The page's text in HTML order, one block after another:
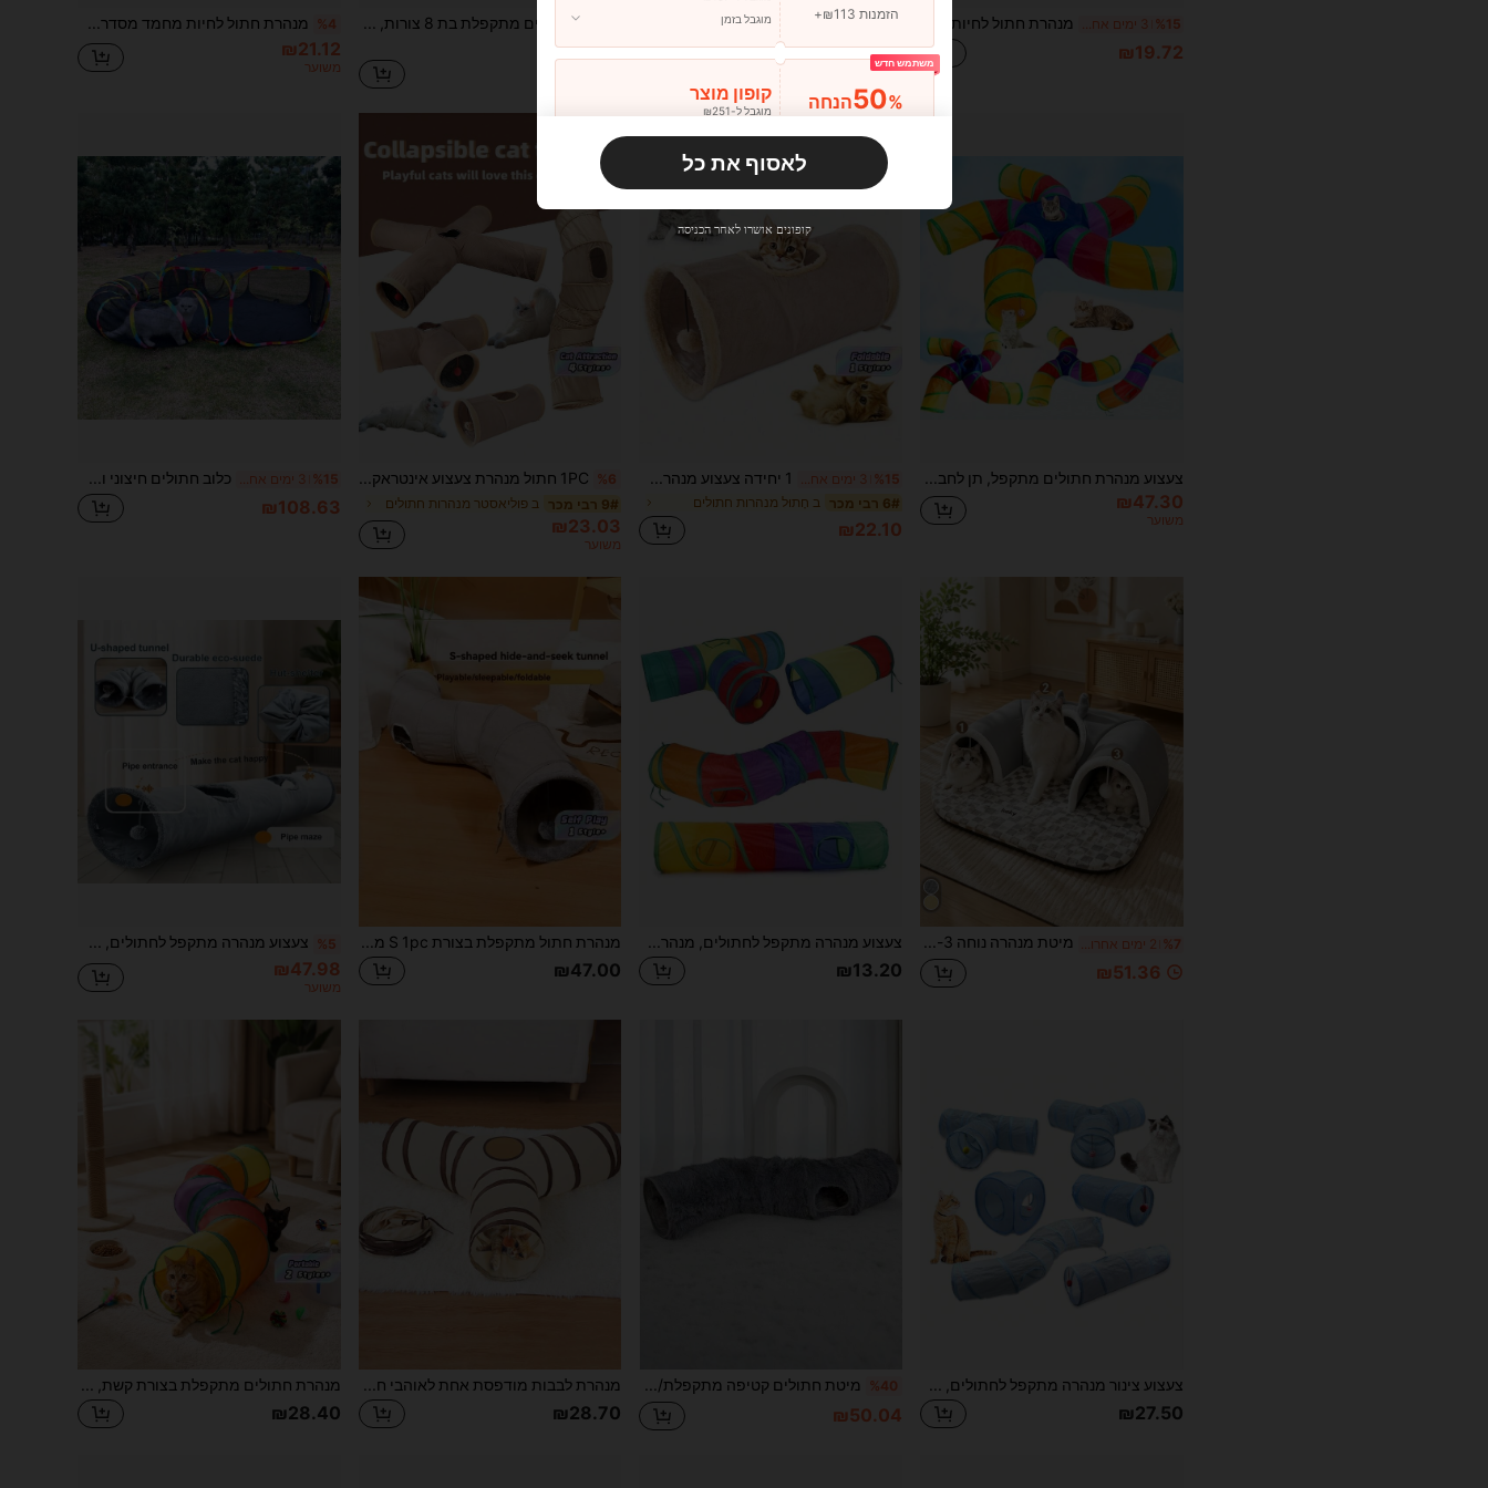
%15 3 ימים אחרונים
₪19.72
₪42.11
משוער
נותרו רק 6
%4
₪21.12
משוער
₪47.30
משוער
%15 3 ימים אחרונים
6# רבי מכר ב חָתוּל מנהרות חתולים
₪22.10
%6
9# רבי מכר ב פוליאסטר מנהרות חתולים
₪23.03
משוער
%15 3 ימים אחרונים
₪108.63
%7 מיטת מנהרה נוחה 3-ב-1 לחתול, מיטת מנהרה לחתול פנימית, מתאימה לחתולים קטנים להסתתר, מתאימה למספר חתולים, מיטת מנהרה עם פונקציית מסתיר-ומחפש; חלק המנהרה ניתן להסרה ולשטיפה, מצויד בעיטור קרני אייל וצעצוע כדור. מתאימה לחתולים, כלבים קטנים, ארנבים והמסטרים
₪51.36
צעצוע מנהרה מתקפל לחתולים, מנהרה משולבת קשת בענן ל-4 כיוונים לחתולים וארנבים, צינור מתקפל פנימי/חיצוני, קל לנשיאה
₪13.20
מנהרת חתול מתקפלת בצורת S 1pc מבוך משחקי מערת מסתור גדולה וארוכה במיוחד לחתולים מקורה גורים ארנבים חמוסים גורים קטנים עם כדור תלוי חור קוקו
₪47.00
%5 צעצוע מנהרה מתקפל לחתולים, מנהרת זחילה דו-כיוונית למשחק חתולים בתוך הבית, בידור עצמי, משחק מחבואים, אוהל חתולים
₪47.98
משוער
₪27.50
%40
₪50.04
₪28.70
₪28.40
הזמנות ₪113+
מוגבל בזמן
משתמש חדש
50%הנחה קופון מוצר
מוגבל ל-₪251
מוגבל בזמן
משתמש חדש
33 קופון מוצר
מוגבל ל-₪270
מוגבל בזמן
31
הזמנות ₪745+
לאסוף את כל
קופונים אושרו לאחר הכניסה